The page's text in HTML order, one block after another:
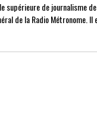
supérieure de journalisme
de la Radio Métronome.